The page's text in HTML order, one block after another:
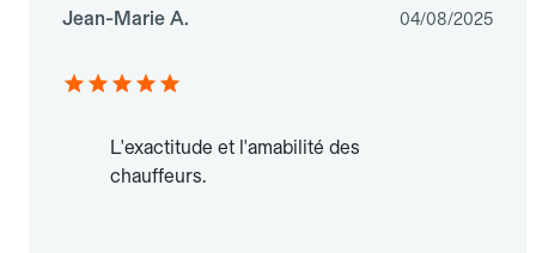
Jean-Marie A. 04/08/2025
L'exactitude et l'amabilité des
chauffeurs.